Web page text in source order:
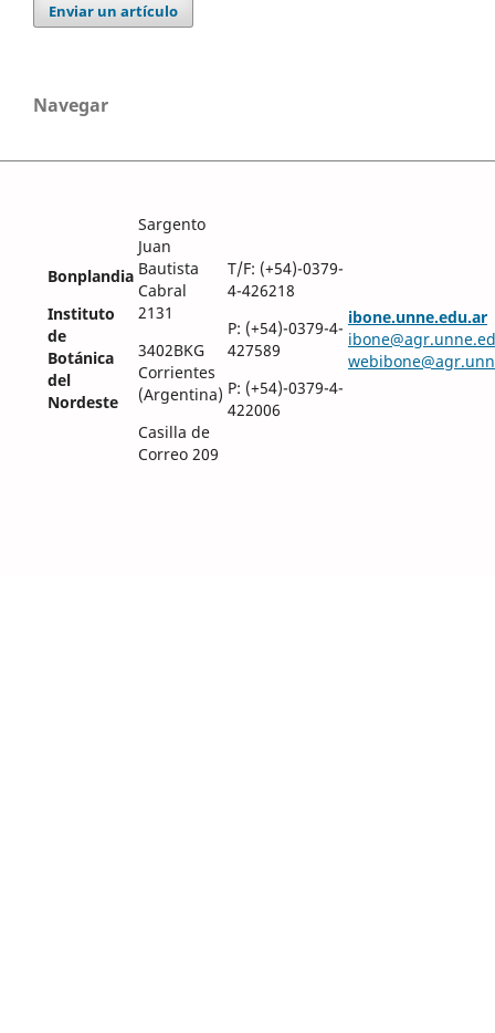
Enviar un artículo
Navegar
Bonplandia
Instituto
de
Botánica
del
Nordeste
Sargento
Juan
Bautista
Cabral
2131
3402BKG
Corrientes
(Argentina)
Casilla de
Correo 209
T/F: (+54)-0379-
4-426218
P: (+54)-0379-4-
427589
P: (+54)-0379-4-
422006
ibone.unne.edu.ar